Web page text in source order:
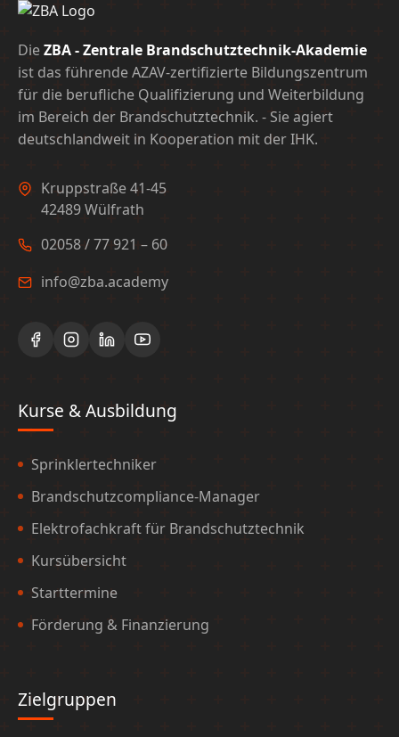
DieZBA - Zentrale Brandschutztechnik-Akademie
ist das führende AZAV-zertifizierte Bildungszentrum
für die berufliche Qualifizierung und Weiterbildung
im Bereich der Brandschutztechnik. - Sie agiert
deutschlandweit in Kooperation mit der IHK.
Kruppstraße 41-45
42489 Wülfrath
02058 / 77 921 – 60
info@zba.academy
Kurse & Ausbildung
Sprinklertechniker
Brandschutzcompliance-Manager
Elektrofachkraft für Brandschutztechnik
Kursübersicht
Starttermine
Förderung & Finanzierung
Zielgruppen